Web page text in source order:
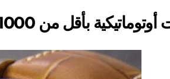
بأقل من 1000 يورو